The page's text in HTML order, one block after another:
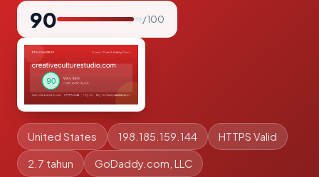
90 / 100
United States 198.185.159.144 HTTPS Valid
2.7 tahun GoDaddy.com, LLC